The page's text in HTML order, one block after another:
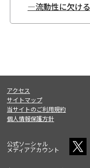
―流動性に欠け
アクセス
サイトマップ
当サイトのご利用規約
個人情報保護方針
公式ソーシャル
メディアアカウント